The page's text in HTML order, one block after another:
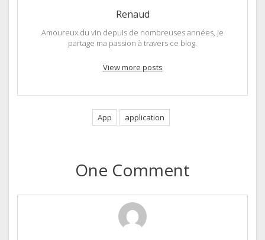
Renaud
Amoureux du vin depuis de nombreuses années, je
partage ma passion à travers ce blog.
View more posts
App application
One Comment